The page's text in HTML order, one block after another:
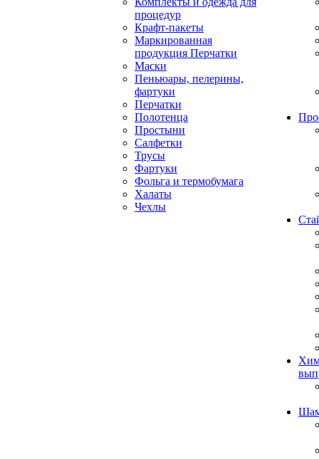
процедур
Крафт-пакеты
Маркированная
продукция Перчатки
Маски
Пеньюары, пелерины,
фартуки
Перчатки
Полотенца
Простыни
Салфетки
Трусы
Фартуки
Фольга и термобумага
Халаты
Чехлы